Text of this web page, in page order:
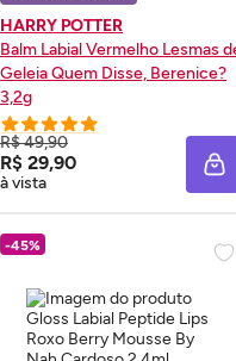
À SACOLA
HARRY POTTER
Balm Labial Vermelho Lesmas
Geleia Quem Disse, Berenice?
3,2g
R$ 49,90
R$ 29,90
à vista
COMPRE AGORA ❯
-45%